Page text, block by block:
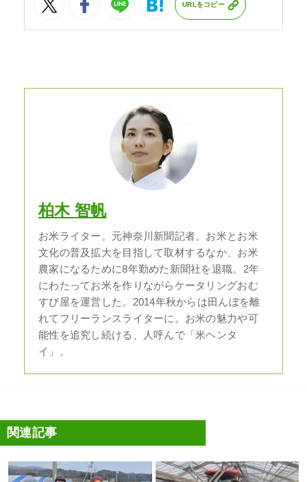
URLをコピー
柏木 智帆
お米ライター。元神奈川新聞記者。お米とお米
文化の普及拡大を目指して取材するなか、お米
農家になるために8年勤めた新聞社を退職。2年
にわたってお米を作りながらケータリングおむ
すび屋を運営した。2014年秋からは田んぼを離
れてフリーランスライターに。お米の魅力や可
能性を追究し続ける、人呼んで「米ヘンタ
イ」。
関連記事